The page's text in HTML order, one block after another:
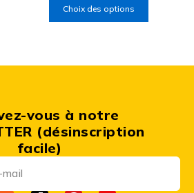
Choix des options
vous à notre
(désinscription
facile)